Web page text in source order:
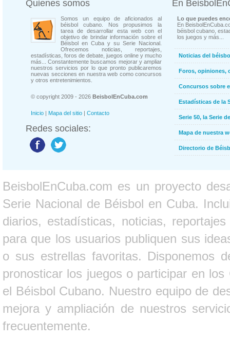
Quienes somos
Somos un equipo de aficionados al
béisbol cubano. Nos propusimos la
tarea de desarrollar esta web con el
objetivo de brindar información sobre el
Béisbol en Cuba y su Serie Nacional.
Ofrecemos noticias, reportajes,
estadísticas, foros de debate, juegos online y mucho
más... Constantemente buscamos mejorar y ampliar
nuestros servicios por lo que pronto publicaremos
nuevas secciones en nuestra web como concursos
y otros entretenimientos.
© copyright 2009 - 2026 BeisbolEnCuba.com
Inicio | Mapa del sitio | Contacto
Redes sociales:
En
Lo que puedes
En
béisbol cubano,
los juegos y más...
Noticias del
Foros, opiniones,
Concursos sobre
Estadísticas de la
Serie 50, la Serie
Mapa de nuestra
Directorio de
BeisbolEnCuba.com es un proyecto
Serie Nacional de Béisbol en Cuba.
diarios, estadísticas, noticias,
para que los usuarios publiquen sus
o sus estrellas favoritas. Disponemos
pronosticar los juegos o participar en
el Béisbol Cubano. Nuestro equipo de
mejora y ampliación de nuestros
frecuentemente.